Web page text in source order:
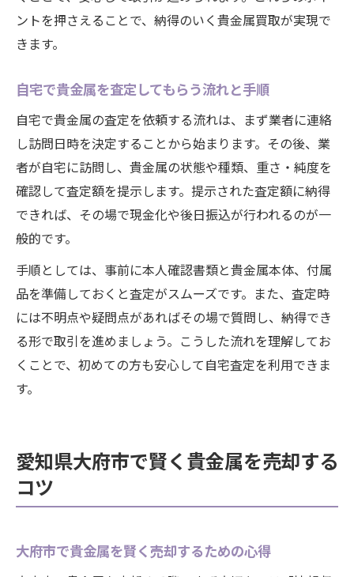
ントを押さえることで、納得のいく貴金属買取が実現で
きます。
自宅で貴金属を査定してもらう流れと手順
自宅で貴金属の査定を依頼する流れは、まず業者に連絡
し訪問日時を決定することから始まります。その後、業
者が自宅に訪問し、貴金属の状態や種類、重さ・純度を
確認して査定額を提示します。提示された査定額に納得
できれば、その場で現金化や後日振込が行われるのが一
般的です。
手順としては、事前に本人確認書類と貴金属本体、付属
品を準備しておくと査定がスムーズです。また、査定時
には不明点や疑問点があればその場で質問し、納得でき
る形で取引を進めましょう。こうした流れを理解してお
くことで、初めての方も安心して自宅査定を利用できま
す。
愛知県大府市で賢く貴金属を売却する
コツ
大府市で貴金属を賢く売却するための心得